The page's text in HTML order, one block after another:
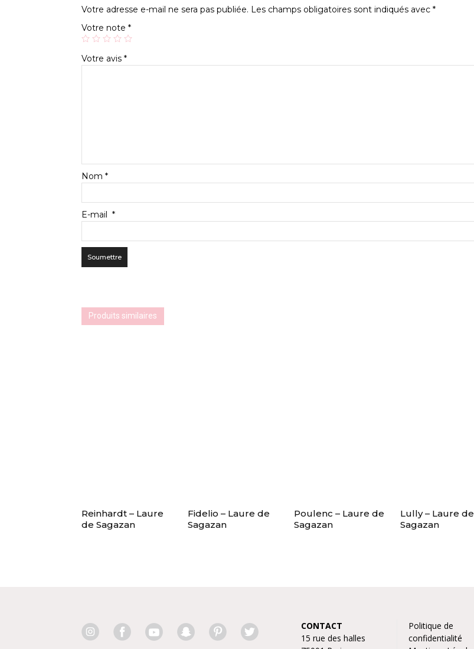
Votre adresse e-mail ne sera pas publiée. Les champs obligatoires sont indiqués avec *
Votre note *
Votre avis *
Nom *
E-mail *
Produits similaires
Reinhardt – Laure
de Sagazan
Fidelio – Laure de
Sagazan
Poulenc – Laure de
Sagazan
Lully – Laure de
Sagazan
CONTACT
15 rue des halles
Politique de
confidentialité